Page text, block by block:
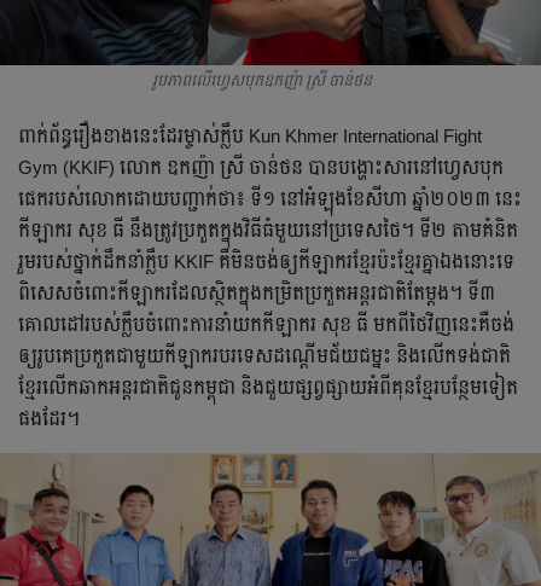
រូបភាពលើហ្វេសបុកឧកញ៉ា ស្រី ចាន់ថន
ពាក់ព័ន្ធ​រឿង​ខាង​នេះ​ដែរ​ម្ចាស់​ក្លឹប​ Kun Khmer International Fight
Gym (KKIF) ​លោក​ ឧកញ៉ា​ ស្រី​ ចាន់ថន​ បាន​បង្ហោះ​សារ​នៅ​ហ្វេសបុក​
ផេក​របស់​លោក​ដោយ​បញ្ជាក់​ថា៖​ ទី១​ នៅ​អំឡុង​ខែ​សីហា​ ឆ្នាំ​២០២៣​ នេះ​
កីឡាករ​ សុខ​ ធី​ នឹង​ត្រូវ​ប្រកួត​ក្នុង​វិធី​ធំ​មួយ​នៅ​ប្រទេស​ថៃ។​ ទី២​ តាម​គំនិត​
រួម​របស់​ថ្នាក់ដឹកនាំ​ក្លឹប​ KKIF​ គឺ​មិន​ចង់​ឲ្យ​កីឡាករ​ខ្មែរ​ប៉ះ​ខ្មែរ​គ្នា​ឯង​នោះ​ទេ​
ពិសេស​ចំពោះ​កីឡាករ​ដែល​ស្ថិត​ក្នុង​កម្រិត​ប្រកួត​អន្តរជាតិ​តែ​ម្ដង។​ ទី៣​
គោលដៅ​របស់​ក្លឹប​ចំពោះ​ការ​នាំ​យក​កីឡាករ​ សុខ​ ធី​ មក​ពី​ថៃ​វិញ​នេះ​គឺ​ចង់​
ឲ្យ​រូប​គេ​ប្រកួត​ជា​មួយ​កីឡាករ​បរទេស​ដណ្ដើម​ជ័យជម្នះ​ និង​លើក​ទង់ជាតិ​
ខ្មែរ​លើក​ឆាក​អន្តរជាតិ​ជូន​កម្ពុជា​ និង​ជួយ​ផ្សព្វផ្សាយ​អំពី​គុន​ខ្មែរ​បន្ថែម​ទៀត​
ផង​ដែរ។​